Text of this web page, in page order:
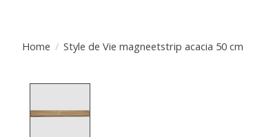
Home / Style de Vie magneetstrip acacia 50 cm